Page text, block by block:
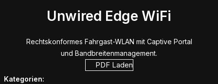
Unwired Edge WiFi
Rechtskonformes Fahrgast-WLAN mit Captive Portal
und Bandbreitenmanagement.
PDF Laden
Kategorien: